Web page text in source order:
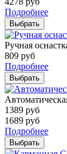
Подробнее
Выбрать
Ручная
809 руб
Подробнее
Выбрать
1389 руб
1689 руб
Подробнее
Выбрать